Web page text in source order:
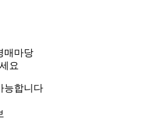
매마당
요
능합니다